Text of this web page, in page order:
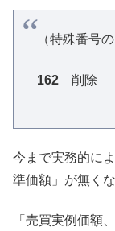
（特殊番号
162削除
今まで実務的に
準価額」が無く
「売買実例価額